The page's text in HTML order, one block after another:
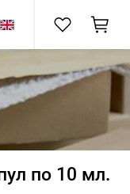
по 10 мл.